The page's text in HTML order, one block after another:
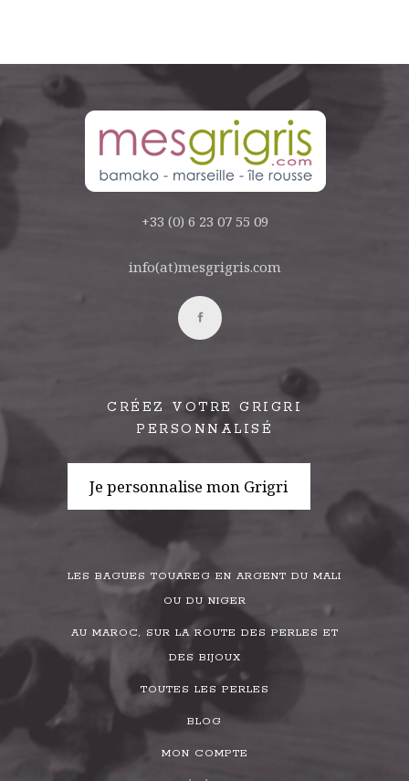
+33 (0) 6 23 07 55 09
info(at)mesgrigris.com
CRÉEZ VOTRE GRIGRI
PERSONNALISÉ
Je personnalise mon Grigri
LES BAGUES TOUAREG EN ARGENT DU MALI
OU DU NIGER
AU MAROC, SUR LA ROUTE DES PERLES ET
DES BIJOUX
TOUTES LES PERLES
BLOG
MON COMPTE